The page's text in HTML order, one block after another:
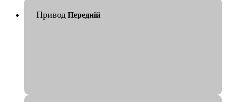
Привод Передній